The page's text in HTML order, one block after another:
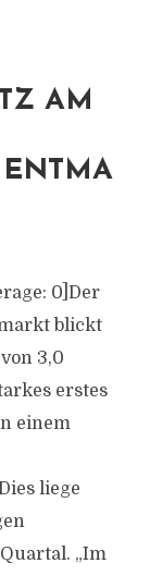
AM
0]Der
blickt
3,0
erstes
einem
liege
„Im